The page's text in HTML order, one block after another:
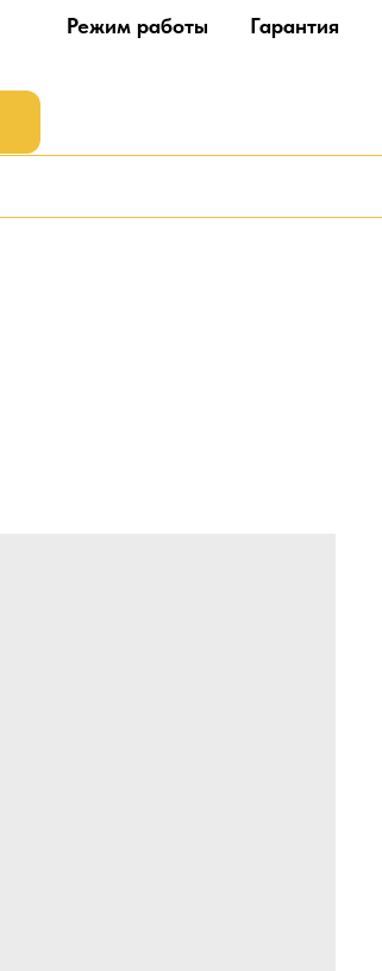
Гарантия
Режим работы